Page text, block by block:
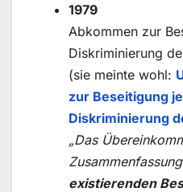
1979
Abkommen zur
Diskriminierung
(sie meinte wohl:
zur Beseitigung
Diskriminierung
„Das
existierenden